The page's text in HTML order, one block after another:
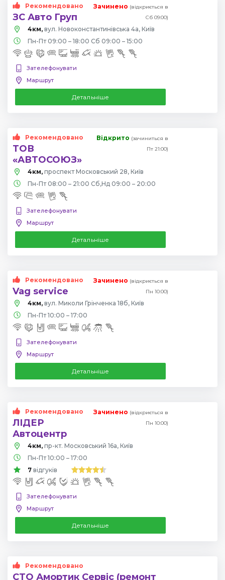
Рекомендовано
ЗС Авто Груп
Зачинено (відкриється в
Сб 09:00)
4км, вул. Новоконстантинівська 4а, Київ
Пн-Пт 09:00 – 18:00 Сб 09:00 – 15:00
Зателефонувати
Маршрут
Детальніше
Рекомендовано
ТОВ
«АВТОСОЮЗ»
Відкрито (зачиниться в
Пт 21:00)
4км, проспект Московський 28, Київ
Пн-Пт 08:00 – 21:00 Сб,Нд 09:00 – 20:00
Зателефонувати
Маршрут
Детальніше
Рекомендовано
Vag service
Зачинено (відкриється в
Пн 10:00)
4км, вул. Миколи Грінченка 18б, Київ
Пн-Пт 10:00 – 17:00
Зателефонувати
Маршрут
Детальніше
Рекомендовано
ЛІДЕР
Автоцентр
Зачинено (відкриється в
Пн 10:00)
4км, пр-кт. Московський 16а, Київ
Пн-Пт 10:00 – 17:00
7 відгуків
Зателефонувати
Маршрут
Детальніше
Рекомендовано
СТО Амортик Сервіс (ремонт